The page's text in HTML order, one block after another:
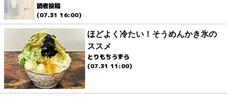
読者投稿
(07.31 16:00)
ほどよく冷たい！そうめんかき氷の
ススメ
とりもちうずら
(07.31 11:00)